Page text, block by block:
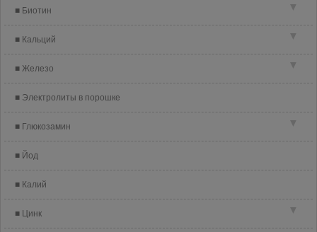
▼
Биотин
▼
Кальций
▼
Железо
Электролиты в порошке
▼
Глюкозамин
Йод
Калий
▼
Цинк